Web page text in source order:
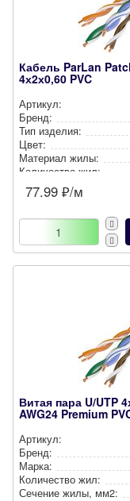
Кабель ParLan
4х2х0,60 PVC
Артикул:
Бренд:
Тип изделия:
Цвет:
Материал жилы:
Количество жил:
Сечение жилы, мм2:
77.99 ₽/м
Витая пара U/UTP
AWG24 Premium
Артикул:
Бренд:
Марка:
Количество жил:
Сечение жилы, мм2: